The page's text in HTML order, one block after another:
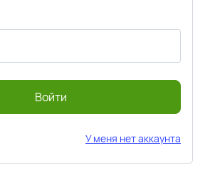
Войти
У меня нет аккаунта